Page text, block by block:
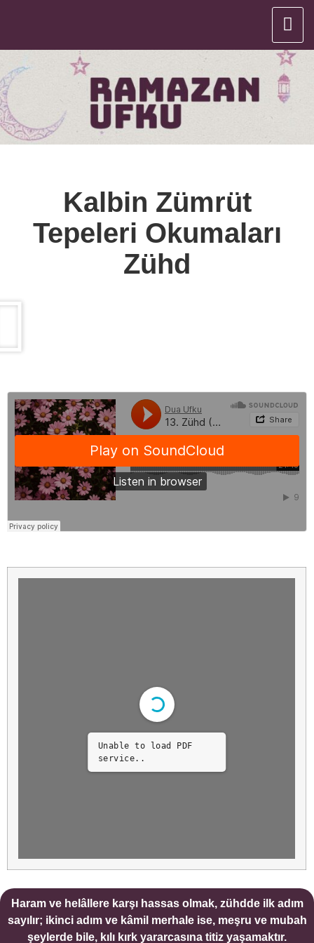
Kalbin Zümrüt
Tepeleri Okumaları
Zühd
Unable to load PDF
service..
Haram ve helâllere karşı hassas olmak, zühdde ilk adım
sayılır; ikinci adım ve kâmil merhale ise, meşru ve mubah
şeylerde bile, kılı kırk yararcasına titiz yaşamaktır.